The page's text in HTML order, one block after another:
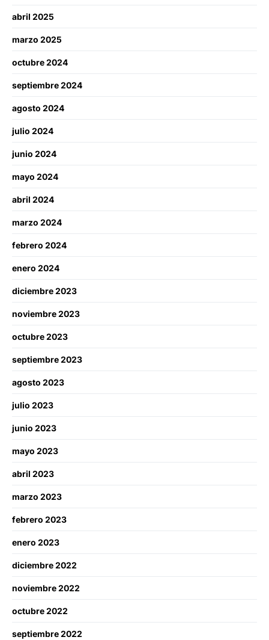
abril 2025
marzo 2025
octubre 2024
septiembre 2024
agosto 2024
julio 2024
junio 2024
mayo 2024
abril 2024
marzo 2024
febrero 2024
enero 2024
diciembre 2023
noviembre 2023
octubre 2023
septiembre 2023
agosto 2023
julio 2023
junio 2023
mayo 2023
abril 2023
marzo 2023
febrero 2023
enero 2023
diciembre 2022
noviembre 2022
octubre 2022
septiembre 2022